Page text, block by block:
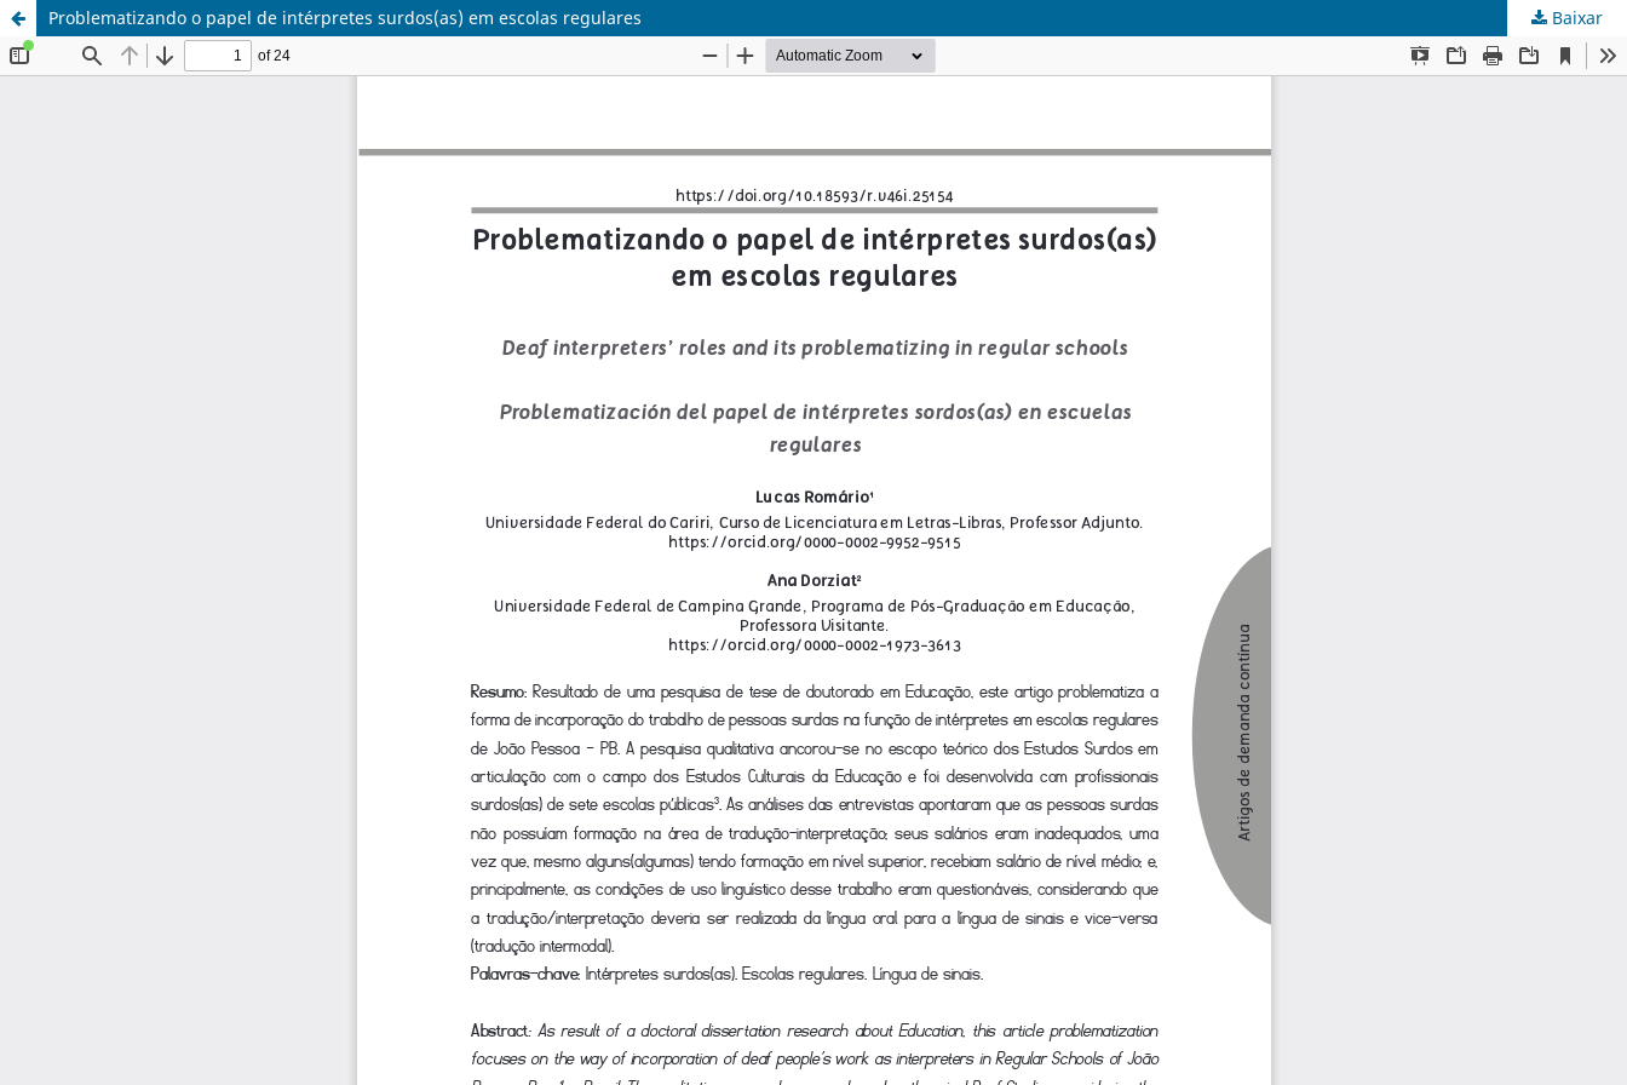
Problematizando o papel de intérpretes surdos(as) em escolas regulares Baixar